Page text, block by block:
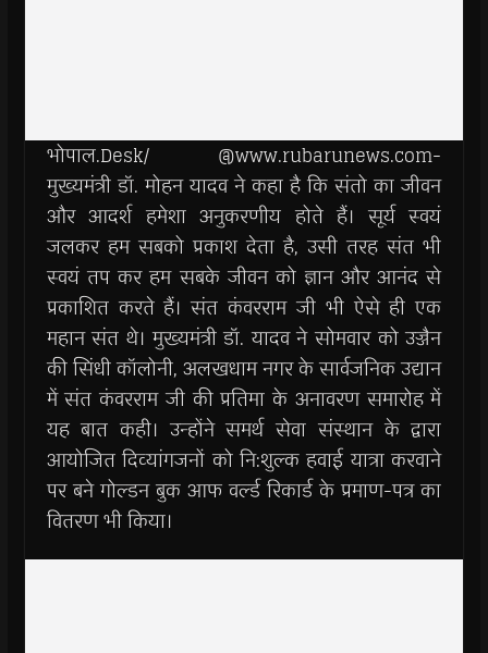
भोपाल.Desk/ @www.rubarunews.com-
मुख्यमंत्री डॉ. मोहन यादव ने कहा है कि संतो का जीवन
और आदर्श हमेशा अनुकरणीय होते हैं। सूर्य स्वयं
जलकर हम सबको प्रकाश देता है, उसी तरह संत भी
स्वयं तप कर हम सबके जीवन को ज्ञान और आनंद से
प्रकाशित करते हैं। संत कंवरराम जी भी ऐसे ही एक
महान संत थे। मुख्यमंत्री डॉ. यादव ने सोमवार को उज्जैन
की सिंधी कॉलोनी, अलखधाम नगर के सार्वजनिक उद्यान
में संत कंवरराम जी की प्रतिमा के अनावरण समारोह में
यह बात कही। उन्होंने समर्थ सेवा संस्थान के द्वारा
आयोजित दिव्यांगजनों को नि:शुल्क हवाई यात्रा करवाने
पर बने गोल्डन बुक आफ वर्ल्ड रिकार्ड के प्रमाण-पत्र का
वितरण भी किया।